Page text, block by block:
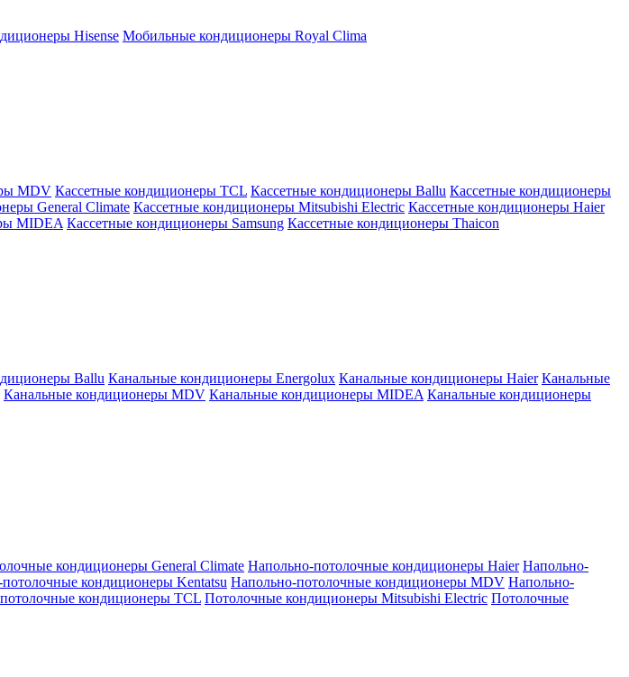
Hisense Мобильные кондиционеры Royal Clima
MDV Кассетные кондиционеры TCL Кассетные кондиционеры Ballu Кассетные кондиционеры
General Climate Кассетные кондиционеры Mitsubishi Electric Кассетные кондиционеры Haier
MIDEA Кассетные кондиционеры Samsung Кассетные кондиционеры Thaicon
Ballu Канальные кондиционеры Energolux Канальные кондиционеры Haier Канальные
Канальные кондиционеры MDV Канальные кондиционеры MIDEA Канальные кондиционеры
кондиционеры General Climate Напольно-потолочные кондиционеры Haier Напольно-
кондиционеры Kentatsu Напольно-потолочные кондиционеры MDV Напольно-
кондиционеры TCL Потолочные кондиционеры Mitsubishi Electric Потолочные